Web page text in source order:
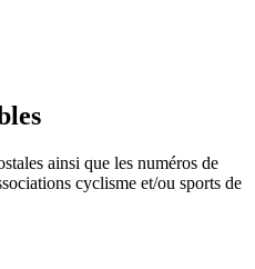
ainsi que les numéros de
cyclisme et/ou sports de